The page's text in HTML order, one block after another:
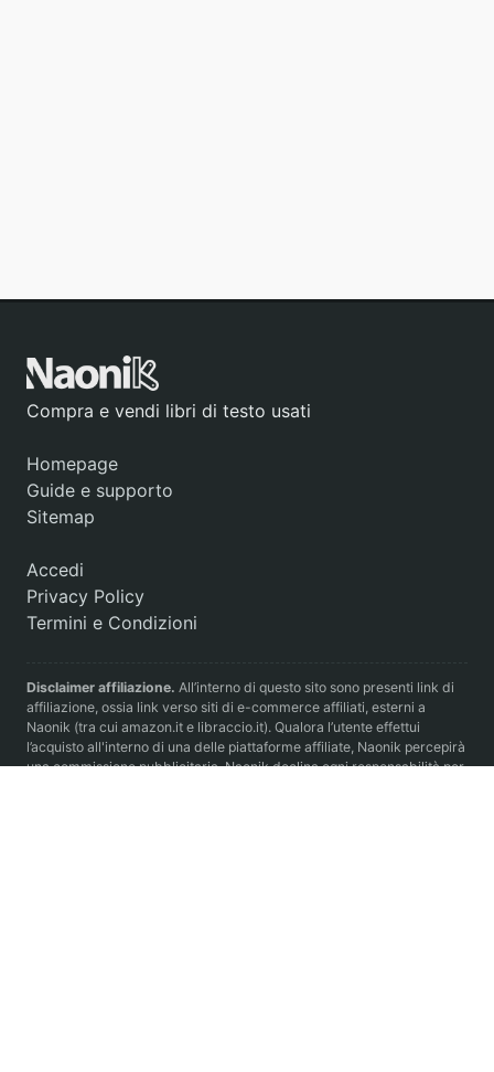
Compra e vendi libri di testo usati
Homepage
Guide e supporto
Sitemap
Accedi
Privacy Policy
Termini e Condizioni